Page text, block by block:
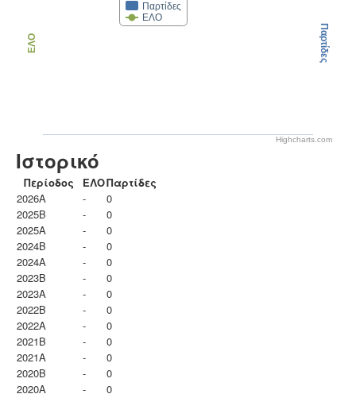
Παρτίδες
ΕΛΟ
ΕΛΟ Παρτίδες
Highcharts.com
Ιστορικό
Περίοδος ΕΛΟΠαρτίδες
2026A
-
0
2025B
-
0
2025A
-
0
2024B
-
0
2024A
-
0
2023B
-
0
2023Α
-
0
2022B
-
0
2022A
-
0
2021B
-
0
2021A
-
0
2020B
-
0
2020A
- 0